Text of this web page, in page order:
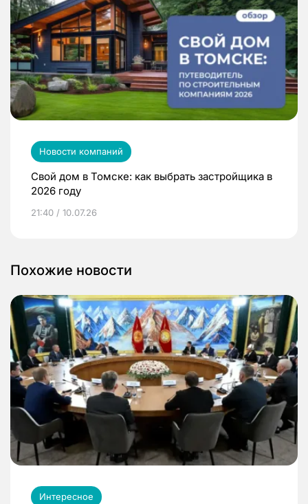
Новости компаний
Свой дом в Томске: как выбрать застройщика в
2026 году
21:40 / 10.07.26
Похожие новости
Интересное